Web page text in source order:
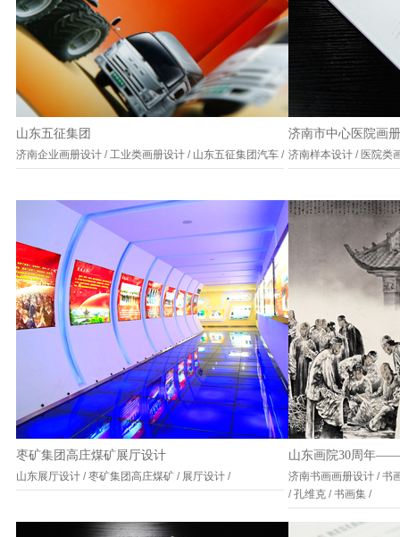
山东五征集团
济南企业画册设计 /工业类画册设计 / 山东五征集团汽车 /
济南市中心医院画
济南样本设计 / 医院类
枣矿集团高庄煤矿展厅设计
山东展厅设计 /枣矿集团高庄煤矿 / 展厅设计 /
山东画院30周年
济南书画画册设计 /书
/孔维克 /书画集 /